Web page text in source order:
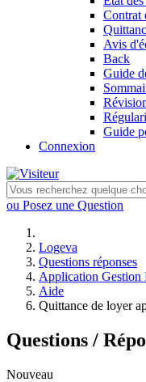
Contrat
Avis
Back
Guide
Guide
Connexion
ou Posez une Question
Logeva
Questions réponses
Application Gestion
Aide
Quittance de loyer
Questions /
Nouveau